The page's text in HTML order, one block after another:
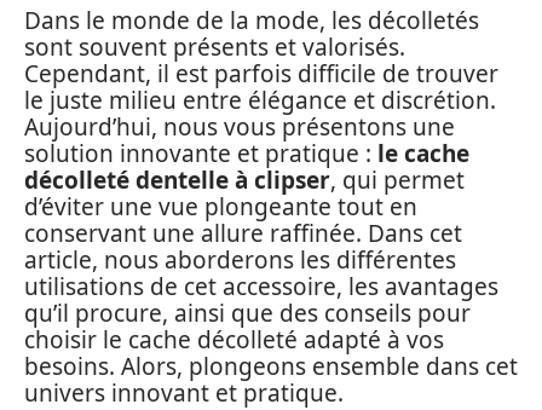
Dans le monde de la mode, les décolletés
sont souvent présents et valorisés.
Cependant, il est parfois difficile de trouver
le juste milieu entre élégance et discrétion.
Aujourd’hui, nous vous présentons une
solution innovante et pratique : le cache
décolleté dentelle à clipser, qui permet
d’éviter une vue plongeante tout en
conservant une allure raffinée. Dans cet
article, nous aborderons les différentes
utilisations de cet accessoire, les avantages
qu’il procure, ainsi que des conseils pour
choisir le cache décolleté adapté à vos
besoins. Alors, plongeons ensemble dans cet
univers innovant et pratique.